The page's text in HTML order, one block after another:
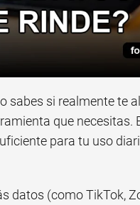
sabes si realmente te
que necesitas.
para tu uso
datos (como TikTok,